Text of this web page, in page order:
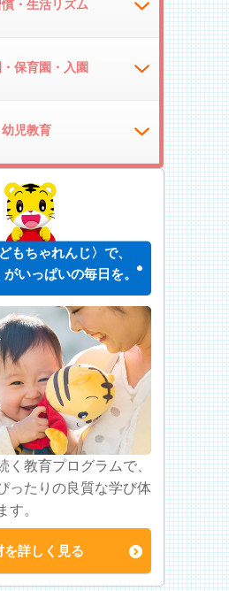
・生活リズム
保育園・入園
児教育
もちゃれんじ〉で、
がいっぱいの毎日を。
く教育プログラムで、
ったりの良質な学び体
す。
を詳しく見る